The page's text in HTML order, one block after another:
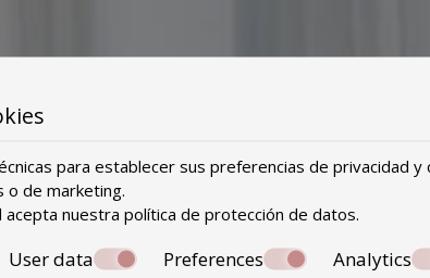
para establecer sus preferencias de privacidad y
de marketing.
nuestra política de protección de datos.
User data Preferences Analytics